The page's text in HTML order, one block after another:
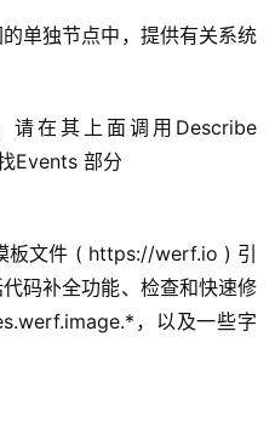
单独节点中，提供有关系统
在其上面调用Describe
Events 部分
板文件 ( https://werf.io ) 引
码补全功能、检查和快速修
，以及一些字